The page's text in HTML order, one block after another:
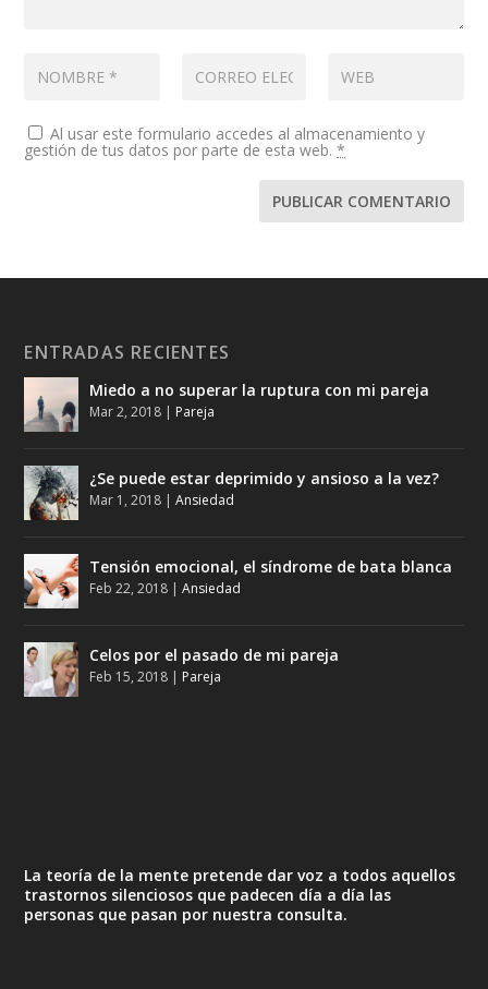
Al usar este formulario accedes al almacenamiento y
gestión de tus datos por parte de esta web.*
ENTRADAS RECIENTES
Miedo a no superar la ruptura con mi pareja
Mar 2, 2018 | Pareja
¿Se puede estar deprimido y ansioso a la vez?
Mar 1, 2018 |Ansiedad
Tensión emocional, el síndrome de bata blanca
Feb 22, 2018 |Ansiedad
Celos por el pasado de mi pareja
Feb 15, 2018 | Pareja
La teoría de la mente pretende dar voz a todos aquellos
trastornos silenciosos que padecen día a día las
personas que pasan por nuestra consulta.